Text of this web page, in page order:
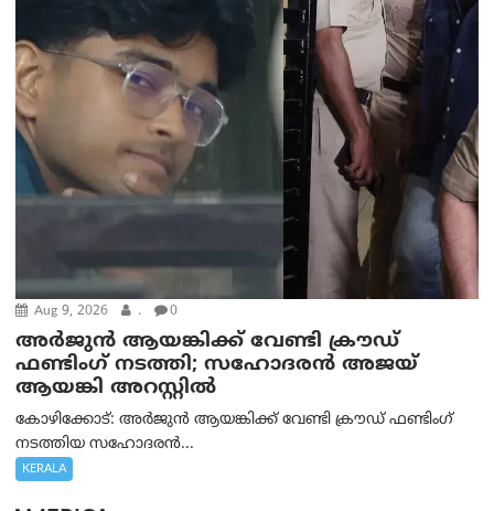
Aug 9, 2026 . 0
അർജുൻ ആയങ്കിക്ക് വേണ്ടി ക്രൗഡ്
ഫണ്ടിംഗ് നടത്തി; സഹോദരന്‍ അജയ്
ആയങ്കി അറസ്റ്റിൽ
കോഴിക്കോട്: അർജുൻ ആയങ്കിക്ക് വേണ്ടി ക്രൗഡ് ഫണ്ടിംഗ്
നടത്തിയ സഹോദരന്‍...
KERALA